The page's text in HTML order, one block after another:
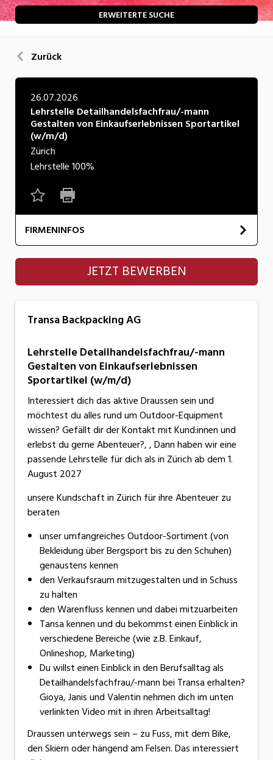
Handwerk/Technik
Kultur
Natur
Verkehr/Logistik
Wirtschaft/Verwaltung
ERWEITERTE SUCHE
Zurück
26.07.2026
Lehrstelle Detailhandelsfachfrau/-mann
Gestalten von Einkaufserlebnissen Sportartikel
(w/m/d)
Zürich
Lehrstelle100%
FIRMENINFOS
Transa Backpacking AG
JETZT BEWERBEN
Transa Backpacking AG
Lehrstelle Detailhandelsfachfrau/-mann
Gestalten von Einkaufserlebnissen
Sportartikel (w/m/d)
Interessiert dich das aktive Draussen sein und
möchtest du alles rund um Outdoor-Equipment
wissen? Gefällt dir der Kontakt mit Kund:innen und
erlebst du gerne Abenteuer?, , Dann haben wir eine
passende Lehrstelle für dich als in Zürich ab dem 1.
August 2027
unsere Kundschaft in Zürich für ihre Abenteuer zu
beraten
unser umfangreiches Outdoor-Sortiment (von
Bekleidung über Bergsport bis zu den Schuhen)
genaustens kennen
den Verkaufsraum mitzugestalten und in Schuss
zu halten
den Warenfluss kennen und dabei mitzuarbeiten
Tansa kennen und du bekommst einen Einblick in
verschiedene Bereiche (wie z.B. Einkauf,
Onlineshop, Marketing)
Du willst einen Einblick in den Berufsalltag als
Detailhandelsfachfrau/-mann bei Transa erhalten?
Gioya, Janis und Valentin nehmen dich im unten
verlinkten Video mit in ihren Arbeitsalltag!
Draussen unterwegs sein – zu Fuss, mit dem Bike,
den Skiern oder hängend am Felsen. Das interessiert